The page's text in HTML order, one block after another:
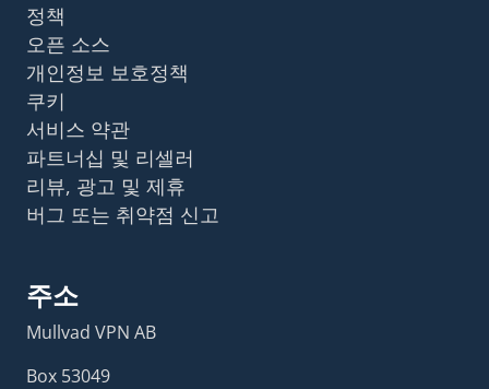
정책
오픈 소스
개인정보 보호정책
쿠키
서비스 약관
파트너십 및 리셀러
리뷰, 광고 및 제휴
버그 또는 취약점 신고
주소
Mullvad VPN AB
Box 53049